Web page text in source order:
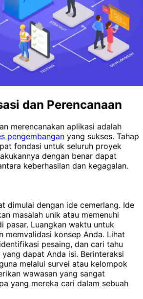
dan Perencanaan
merencanakan aplikasi adalah
pengembangan yang sukses. Tahap
fondasi untuk seluruh proyek
dengan benar dapat
keberhasilan dan kegagalan.
dimulai dengan ide cemerlang. Ide
masalah unik atau memenuhi
pasar. Luangkan waktu untuk
memvalidasi konsep Anda. Lihat
pesaing, dan cari tahu
dapat Anda isi. Berinteraksi
melalui survei atau kelompok
wawasan yang sangat
yang mereka cari dalam sebuah